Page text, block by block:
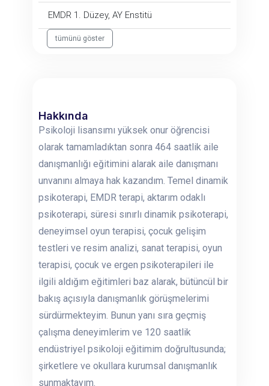
EMDR 1. Düzey, AY Enstitü
tümünü göster
Hakkında
Psikoloji lisansımı yüksek onur öğrencisi
olarak tamamladıktan sonra 464 saatlik aile
danışmanlığı eğitimini alarak aile danışmanı
unvanını almaya hak kazandım. Temel dinamik
psikoterapi, EMDR terapi, aktarım odaklı
psikoterapi, süresi sınırlı dinamik psikoterapi,
deneyimsel oyun terapisi, çocuk gelişim
testleri ve resim analizi, sanat terapisi, oyun
terapisi, çocuk ve ergen psikoterapileri ile
ilgili aldığım eğitimleri baz alarak, bütüncül bir
bakış açısıyla danışmanlık görüşmelerimi
sürdürmekteyim. Bunun yanı sıra geçmiş
çalışma deneyimlerim ve 120 saatlik
endüstriyel psikoloji eğitimim doğrultusunda;
şirketlere ve okullara kurumsal danışmanlık
sunmaktayım.